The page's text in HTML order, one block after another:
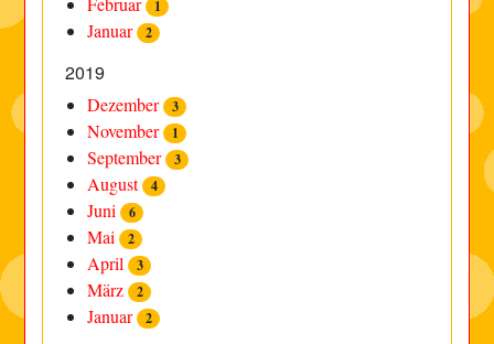
1
Januar 2
2019
Dezember 3
November 1
September 3
August 4
Juni 6
Mai 2
April 3
März 2
Januar 2